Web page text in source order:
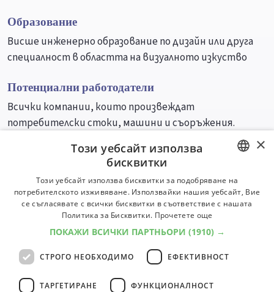
Образование
Висше инженерно образование по дизайн или друга
специалност в областта на визуалното изкуство
Потенциални работодатели
Всички компании, които произвеждат
потребителски стоки, машини и съоръжения.
Университети Специалности
BULGARIAN
ENGLISH
×
Този уебсайт използва
бисквитки
Този уебсайт използва бисквитки за подобряване на
потребителското изживяване. Използвайки нашия уебсайт, Вие
се съгласявате с всички бисквитки в съответствие с нашата
Политика за Бисквитки. Прочетете още
ПОКАЖИ ВСИЧКИ ПАРТНЬОРИ (1910) →
СТРОГО НЕОБХОДИМО ЕФЕКТИВНОСТ
ТАРГЕТИРАНЕ ФУНКЦИОНАЛНОСТ